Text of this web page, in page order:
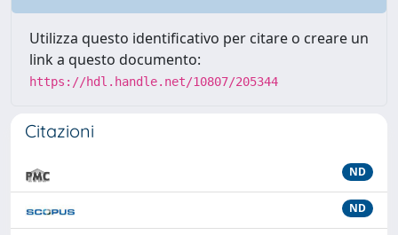
Utilizza questo identificativo per citare o creare un
link a questo documento:
https://hdl.handle.net/10807/205344
Citazioni
ND
ND